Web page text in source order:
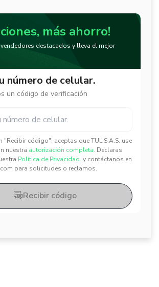
más ahorro!
destacados y lleva el mejor
número de celular.
un código de verificación
"Recibir código", aceptas que TUL S.A.S. use
nuestra autorización completa. Declaras
Política de Privacidad. y contáctanos en
para solicitudes o reclamos.
✕
✕
Recibir código